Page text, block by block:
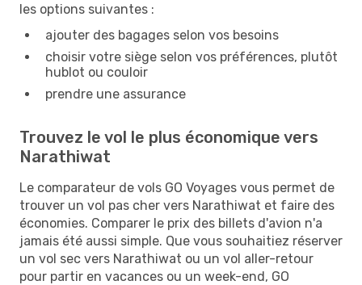
les options suivantes :
ajouter des bagages selon vos besoins
choisir votre siège selon vos préférences, plutôt
hublot ou couloir
prendre une assurance
Trouvez le vol le plus économique vers
Narathiwat
Le comparateur de vols GO Voyages vous permet de
trouver un vol pas cher vers Narathiwat et faire des
économies. Comparer le prix des billets d'avion n'a
jamais été aussi simple. Que vous souhaitiez réserver
un vol sec vers Narathiwat ou un vol aller-retour
pour partir en vacances ou un week-end, GO